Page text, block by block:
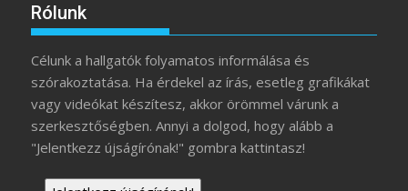
Rólunk
Célunk a hallgatók folyamatos informálása és
szórakoztatása. Ha érdekel az írás, esetleg grafikákat
vagy videókat készítesz, akkor örömmel várunk a
szerkesztőségben. Annyi a dolgod, hogy alább a
"Jelentkezz újságírónak!" gombra kattintasz!